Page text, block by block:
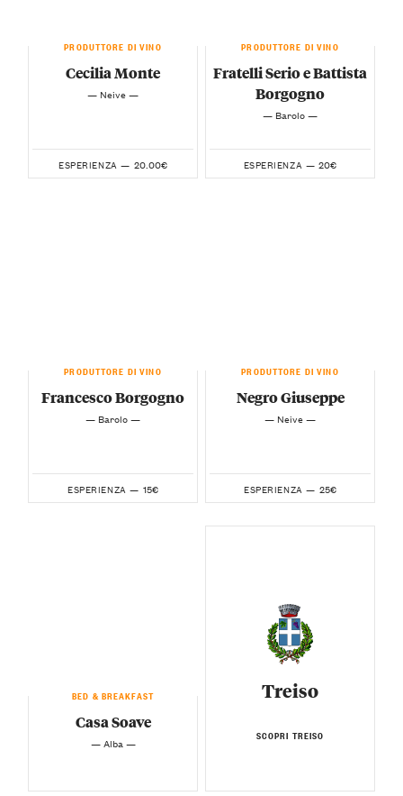
PRODUTTORE DI VINO
Cecilia Monte
— Neive —
ESPERIENZA — 20.00€
PRODUTTORE DI VINO
Fratelli Serio e Battista
Borgogno
— Barolo —
ESPERIENZA — 20€
PRODUTTORE DI VINO
Francesco Borgogno
— Barolo —
ESPERIENZA — 15€
PRODUTTORE DI VINO
Negro Giuseppe
— Neive —
ESPERIENZA — 25€
BED & BREAKFAST
Casa Soave
— Alba —
Treiso
SCOPRI TREISO